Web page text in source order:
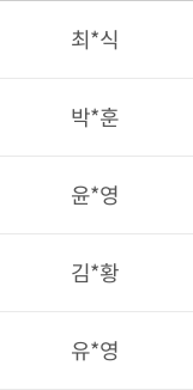
최*식
박*훈
윤*영
김*황
유*영